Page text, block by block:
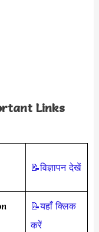
Links
📝विज्ञापन देखें
📝यहाँ क्लिक
करें